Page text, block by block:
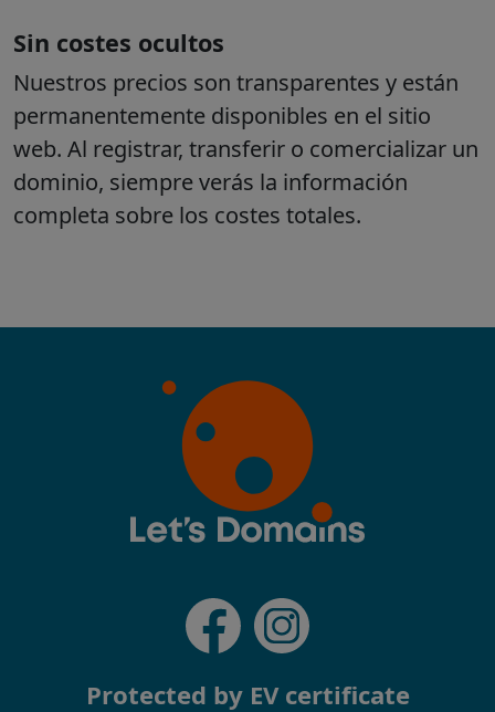
Protected by EV certificate